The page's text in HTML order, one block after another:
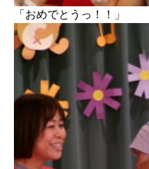
「おめでとうっ！！」